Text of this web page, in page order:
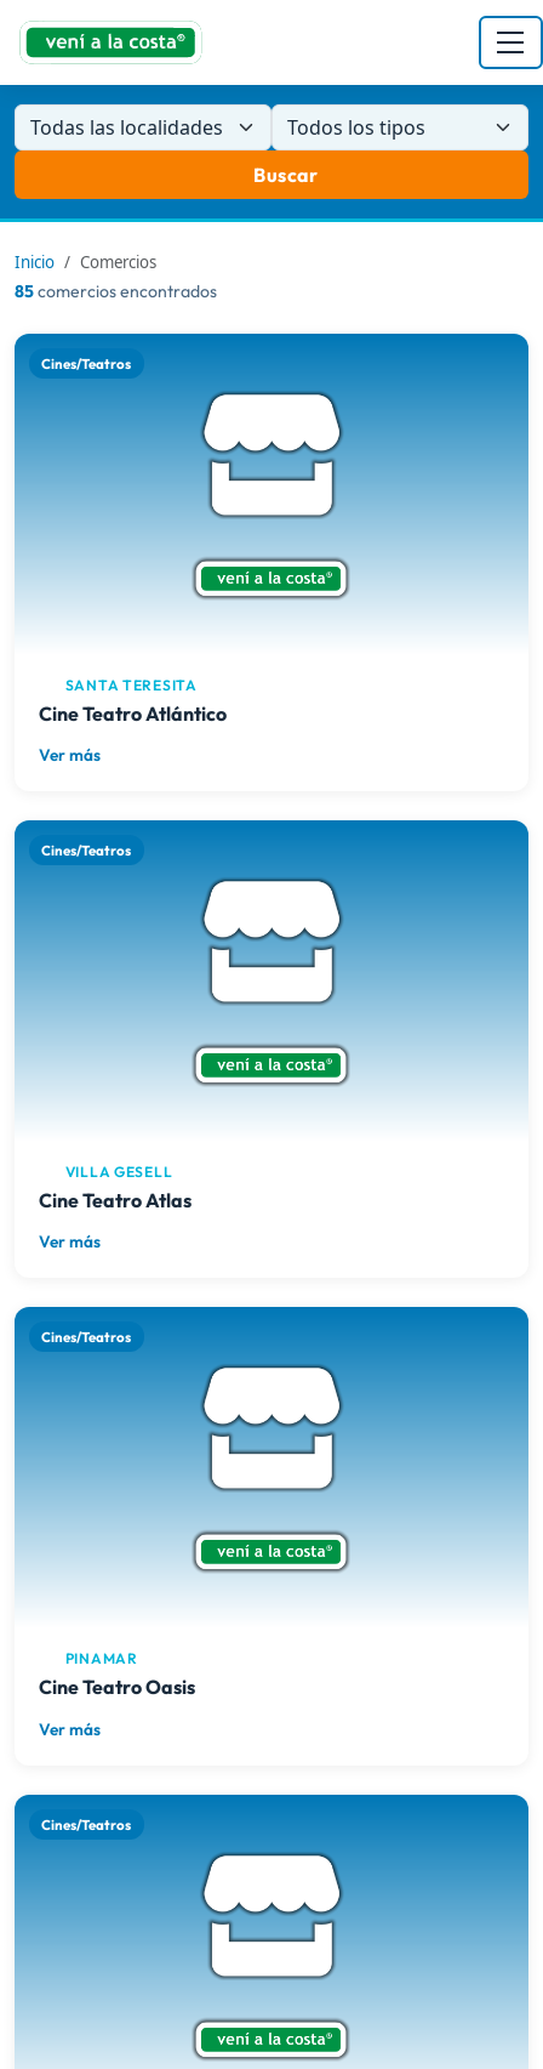
Todas las localidades Todos los tipos
Buscar
Inicio
Comercios
85comercios encontrados
Cines/Teatros
SANTA TERESITA
Cine Teatro Atlántico
Ver más
Cines/Teatros
VILLA GESELL
Cine Teatro Atlas
Ver más
Cines/Teatros
PINAMAR
Cine Teatro Oasis
Ver más
Cines/Teatros